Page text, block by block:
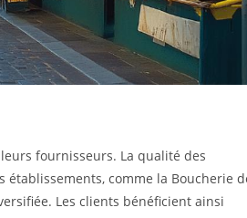
fournisseurs. La qualité des
comme la Boucherie
Les clients bénéficient ainsi